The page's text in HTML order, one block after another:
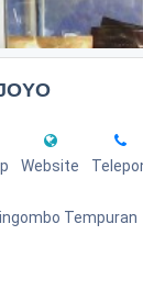
Website
Tempuran